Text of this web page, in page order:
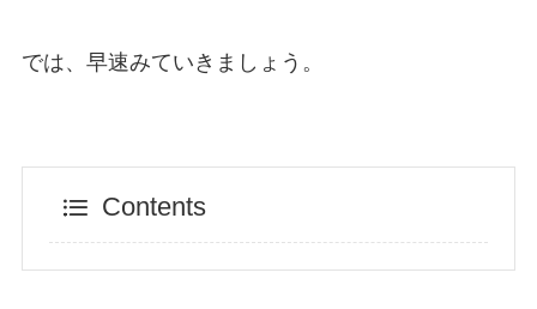
では、早速みていきましょう。
Contents